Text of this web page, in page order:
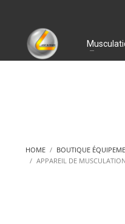
HOME BOUTIQUE
APPAREIL DE